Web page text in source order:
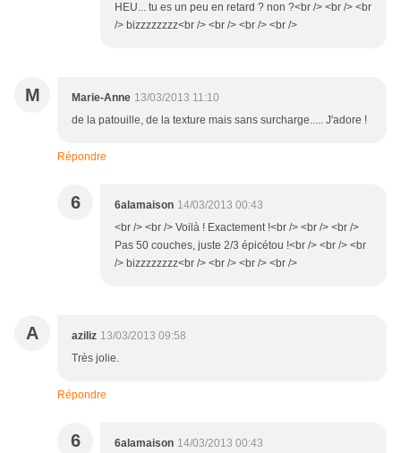
HEU... tu es un peu en retard ? non ?<br /> <br /> <br
/> bizzzzzzzz<br /> <br /> <br /> <br />
M Marie-Anne 13/03/2013 11:10
de la patouille, de la texture mais sans surcharge..... J'adore !
Répondre
6 6alamaison 14/03/2013 00:43
<br /> <br /> Voilà ! Exactement !<br /> <br /> <br />
Pas 50 couches, juste 2/3 épicétou !<br /> <br /> <br
/> bizzzzzzzz<br /> <br /> <br /> <br />
A aziliz 13/03/2013 09:58
Très jolie.
Répondre
6 6alamaison 14/03/2013 00:43